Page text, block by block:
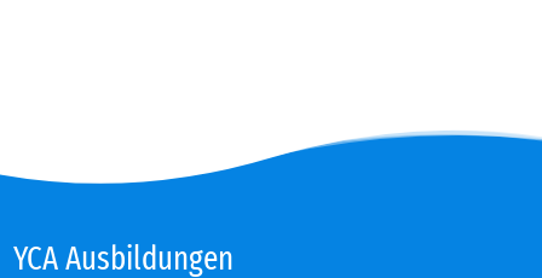
YCA Aus­bil­dun­gen